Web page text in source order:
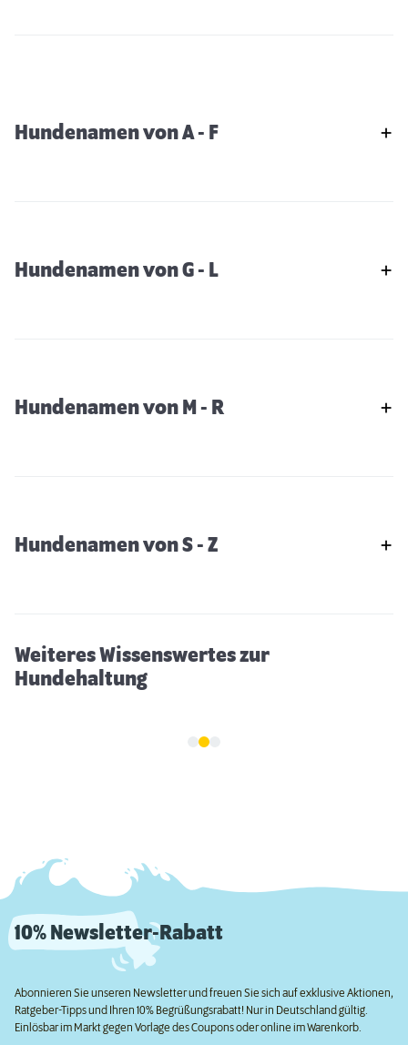
Hundenamen von A - F
Hundenamen von G - L
Hundenamen von M - R
Hundenamen von S - Z
Weiteres Wissenswertes zur
Hundehaltung
10% Newsletter-Rabatt
Abonnieren Sie unseren Newsletter und freuen Sie sich auf exklusive Aktionen,
Ratgeber-Tipps und Ihren 10% Begrüßungsrabatt! Nur in Deutschland gültig.
Einlösbar im Markt gegen Vorlage des Coupons oder online im Warenkorb.